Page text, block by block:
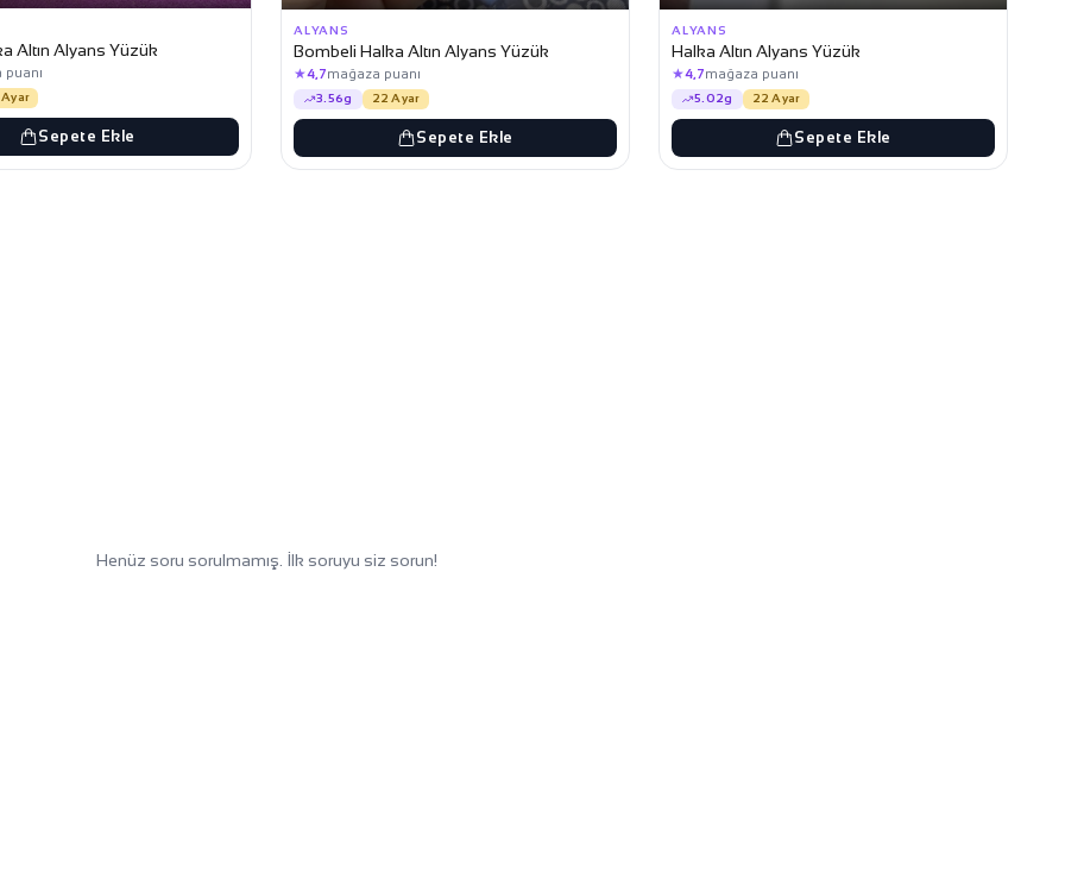
Altın Alyans Yüzük
puanı
Sepete Ekle
ALYANS
Bombeli Halka Altın Alyans Yüzük
★4,7mağaza puanı
3.56g 22 Ayar
Sepete Ekle
ALYANS
Halka Altın Alyans Yüzük
★4,7mağaza puanı
5.02g 22 Ayar
Sepete Ekle
Henüz soru sorulmamış. İlk soruyu siz sorun!